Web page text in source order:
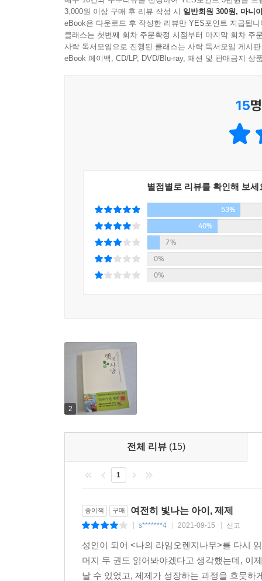
구축해 나가는 과정을 그리고 있다. 이런 점은 그
제제는 내면의 슬픔과 외로움을 바깥 세계에 기
그러므로 『햇빛사냥』에는 어른들 세계에나
사건들이 주인공 제제의 천진난만한 시선을 통해
추억을 준다.
『햇빛사냥』은 1인칭 시점을 채택하여 사건의
화제를 박진감 있게 전개시키는 효과뿐만 아니
모리스, 아담, 타잔 등 많은 인물들과 나누는 대
▶ 외롭고 괴로운 현실, 아름답고 행복한 환상간의
제제에게 현실속의 인물(뽀르뚜가)은 통제 밖
거스르면서 제제의 곁을 떠나지 않으므로, 『
자신만의 세계가 파괴되는 비극이나, 그로 인한
조화가 나타난다. 이런 조화는 한 소년의 성장기
3,000원 이상 구매 후 리뷰 작성 시 일반회원 300원, 마니
eBook은 다운로드 후 작성한 리뷰만 YES포인트 지급됩니
클래스는 첫번째 회차 주문확정 시점부터 마지막 회차 주
사락 독서모임으로 진행된 클래스는 사락 독서모임 게시
eBook 페이백, CD/LP, DVD/Blu-ray, 패션 및 판매금지 상
15
별점별로 리뷰를 확인해 보세
53%
40%
7%
0%
0%
2
전체 리뷰 (15)
1
종이책 구매 여전히 빛나는 아이, 제제
s*******4 2021-09-15 신고
성인이 되어 <나의 라임오렌지나무>를 다시
머지 두 권도 읽어봐야겠다고 생각했는데, 이
날 수 있었고, 제제가 성장하는 과정을 흐뭇하